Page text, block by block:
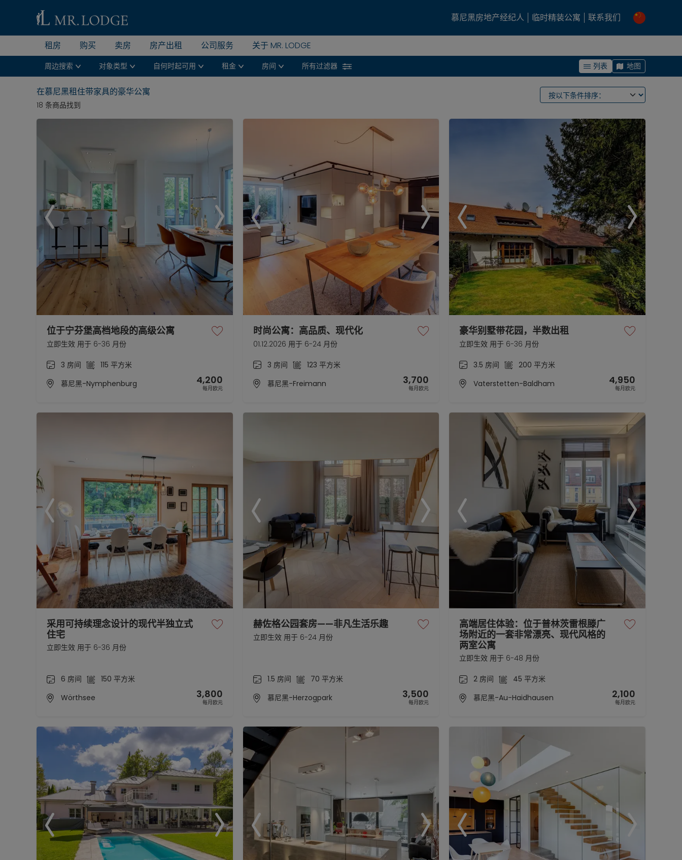
慕尼黑房地产经纪人 临时精装公寓 联系我们
租房 购买 卖房 房产出租 公司服务 关于 MR. LODGE
周边搜索 对象类型 自何时起可用 租金 房间 所有过滤器 列表 地图
在慕尼黑租住带家具的豪华公寓
18 条商品找到
位于宁芬堡高档地段的高级公寓
立即生效 用于 6-36 月份
3 房间
115 平方米
慕尼黑-Nymphenburg
4,200
每月欧元
时尚公寓：高品质、现代化
01.12.2026 用于 6-24 月份
3 房间
123 平方米
慕尼黑-Freimann
3,700
每月欧元
豪华别墅带花园，半数出租
立即生效 用于 6-36 月份
3.5 房间
200 平方米
Vaterstetten-Baldham
4,950
每月欧元
采用可持续理念设计的现代半独立式
住宅
立即生效 用于 6-36 月份
6 房间
150 平方米
Wörthsee
3,800
每月欧元
赫佐格公园套房——非凡生活乐趣
立即生效 用于 6-24 月份
1.5 房间
70 平方米
慕尼黑-Herzogpark
3,500
每月欧元
高端居住体验：位于普林茨雷根滕广
场附近的一套非常漂亮、现代风格的
两室公寓
立即生效 用于 6-48 月份
2 房间
45 平方米
慕尼黑-Au-Haidhausen
2,100
每月欧元